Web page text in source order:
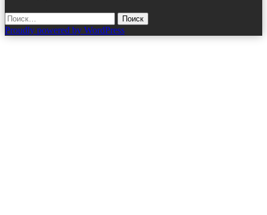
Найти:
Proudly powered by WordPress